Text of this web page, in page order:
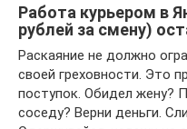
Работа курьером в
рублей за смену)
Раскаяние не должно
своей греховности. Это
поступок. Обидел жену?
соседу? Верни деньги.